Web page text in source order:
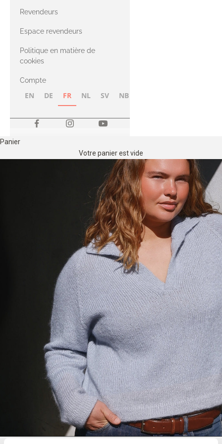
Compatible
avec le fil Merino
avec le fil Heavy
Revendeurs
Espace revendeurs
Politique en matière de
cookies
Compte
EN DE FR NL SV NB
Panier
Votre panier est vide